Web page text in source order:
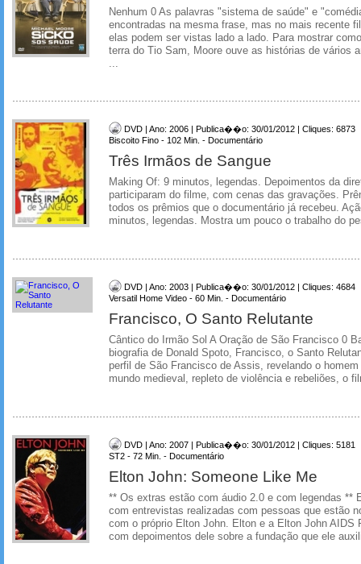
Nenhum 0 As palavras "sistema de saúde" e
encontradas na mesma frase, mas no mais recente
elas podem ser vistas lado a lado. Para mostrar
terra do Tio Sam, Moore ouve as histórias de vários
DVD | Ano: 2006 | Publica��o: 30/01/2012 | Cliques: 6873
Biscoito Fino - 102 Min. - Documentário
Três Irmãos de Sangue
Making Of: 9 minutos, legendas. Depoimentos da
participaram do filme, com cenas das gravações.
todos os prêmios que o documentário já recebeu.
minutos, legendas. Mostra um pouco o trabalho do
DVD | Ano: 2003 | Publica��o: 30/01/2012 | Cliques: 4684
Versatil Home Video - 60 Min. - Documentário
Francisco, O Santo Relutante
Cântico do Irmão Sol A Oração de São Francisco 0
biografia de Donald Spoto, Francisco, o Santo
perfil de São Francisco de Assis, revelando o
mundo medieval, repleto de violência e rebeliões, o
DVD | Ano: 2007 | Publica��o: 30/01/2012 | Cliques: 5181
ST2 - 72 Min. - Documentário
Elton John: Someone Like Me
** Os extras estão com áudio 2.0 e com legendas **
com entrevistas realizadas com pessoas que estão
com o próprio Elton John. Elton e a Elton John AIDS
com depoimentos dele sobre a fundação que ele